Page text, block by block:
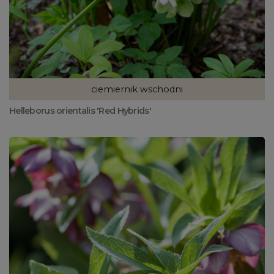
ciemiernik wschodni
Helleborus orientalis 'Red Hybrids'